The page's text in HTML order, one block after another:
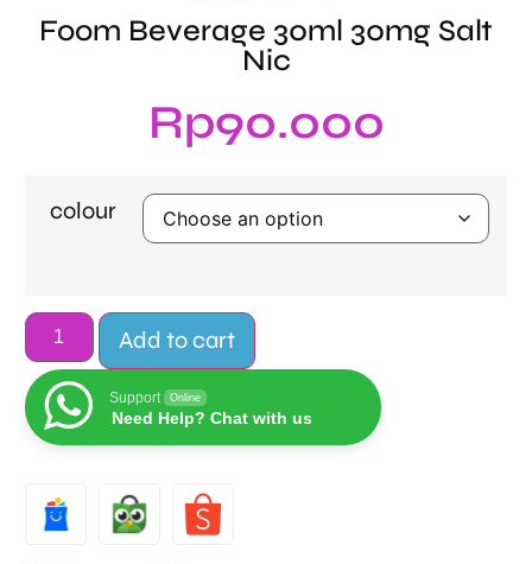
Foom Beverage 30ml 30mg Salt
Nic
Rp90.000
colour
Add to cart
Support Online
Need Help? Chat with us